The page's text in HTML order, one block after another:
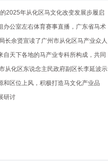
2025年从化区马文化改变发展步履启
办公室左右体育赛事直播，广东省马术
长余贤宣读了广州市从化区马产业众人
天下各地的马产业专科所构成，共同
从化区东说念主民政府副区长李延波示
区位上风，积极打造马文化产业品
研讨